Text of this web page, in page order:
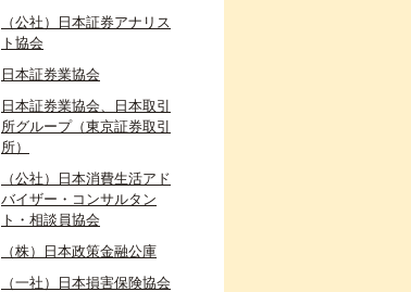
（公社）日本証券アナリス
ト協会
日本証券業協会
日本証券業協会、日本取引
所グループ（東京証券取引
所）
（公社）日本消費生活アド
バイザー・コンサルタン
ト・相談員協会
（株）日本政策金融公庫
（一社）日本損害保険協会